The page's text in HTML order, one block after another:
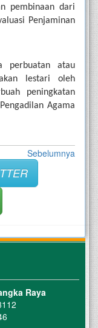
pembinaan dari
Penjaminan
perbuatan atau
lestari oleh
peningkatan
Agama
Sebelumnya
Raya